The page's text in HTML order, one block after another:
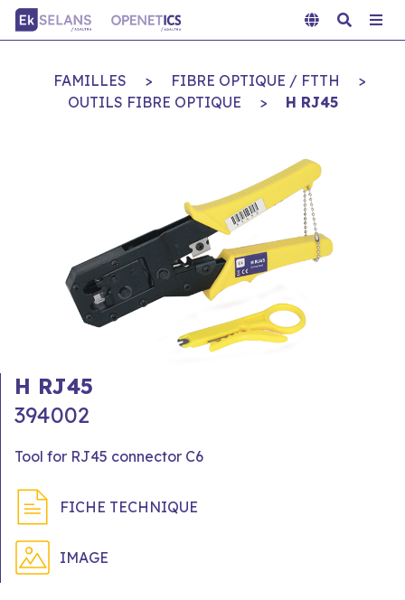
FAMILLES > FIBRE OPTIQUE / FTTH
>
OUTILS FIBRE OPTIQUE
> H RJ45
H RJ45
394002
Tool for RJ45 connector C6
FICHE TECHNIQUE
IMAGE